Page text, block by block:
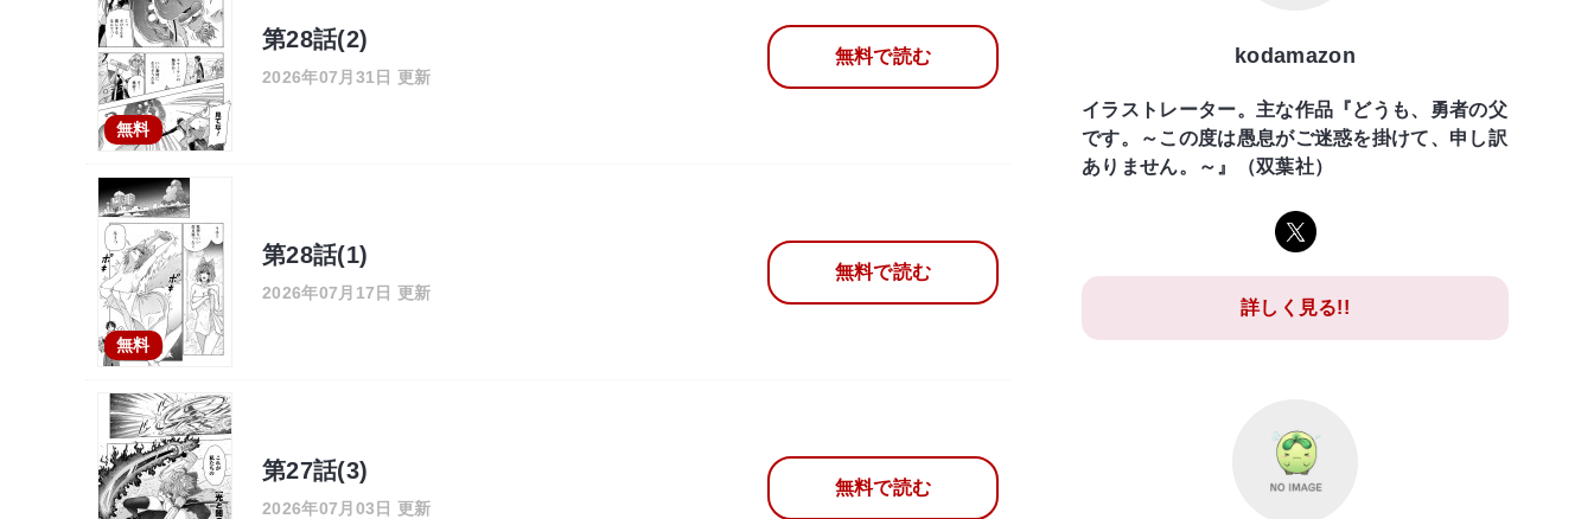
無料
第28話(2)
2026年07月31日 更新
無料で読む
無料
第28話(1)
2026年07月17日 更新
無料で読む
第27話(3)
2026年07月03日 更新
無料で読む
kodamazon
イラストレーター。主な作品『どうも、勇者の父
です。～この度は愚息がご迷惑を掛けて、申し訳
ありません。～』（双葉社）
詳しく見る!!